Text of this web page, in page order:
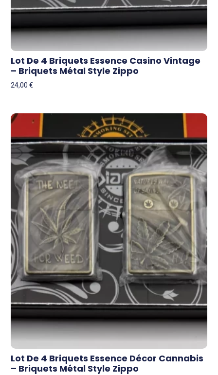
Lot De 4 Briquets Essence Casino Vintage
– Briquets Métal Style Zippo
24,00€
Lot De 4 Briquets Essence Décor Cannabis
– Briquets Métal Style Zippo